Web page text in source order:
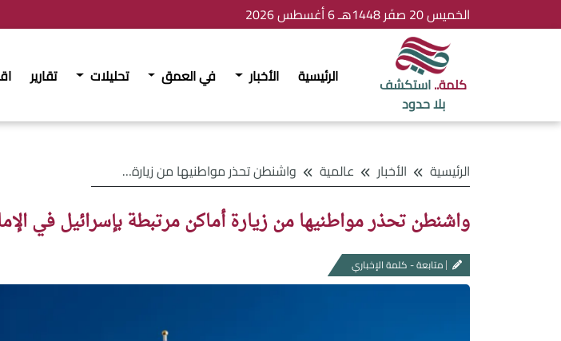
الخميس 20 صفَر 1448هـ 6 أغسطس 2026
كلمة..استكشف
بلا حدود
الرئيسية الأخبار في العمق تحليلات تقارير
الرئيسية الأخبار عالمية واشنطن تحذر مواطنيها من زيارة أماكن مرتبطة بإسرائيل في الإمارات
واشنطن تحذر مواطنيها من زيارة أماكن مرتبطة بإسرائيل في
متابعة - كلمة الإخباري